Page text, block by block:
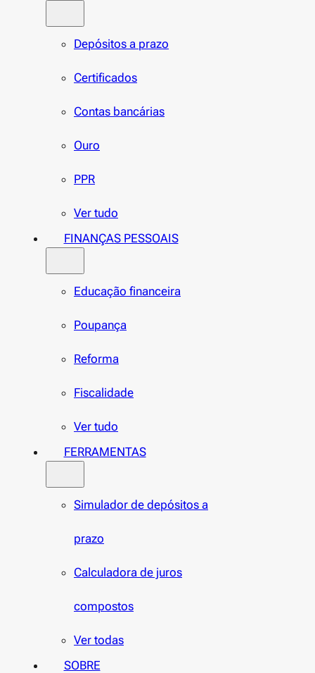
Depósitos a prazo
Certificados
Contas bancárias
Ouro
PPR
Ver tudo
FINANÇAS PESSOAIS
Educação financeira
Poupança
Reforma
Fiscalidade
Ver tudo
FERRAMENTAS
Simulador de depósitos a
prazo
Calculadora de juros
compostos
Ver todas
SOBRE